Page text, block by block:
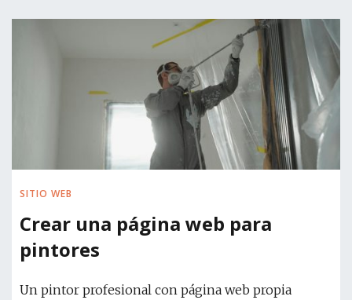
SITIO WEB
Crear una página web para
pintores
Un pintor profesional con página web propia